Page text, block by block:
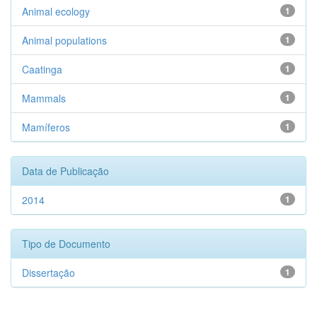
1
Animal ecology
1
Animal populations
1
Caatinga
1
Mammals
1
Mamíferos
Data de Publicação
1
2014
Tipo de Documento
1
Dissertação